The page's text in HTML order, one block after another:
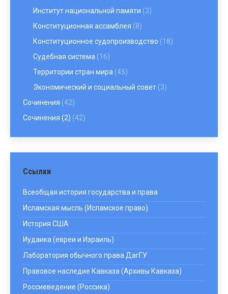
Институт национальной памяти (3)
Конституционная ассамблея (8)
Конституционное судопроизводство (18)
Судебная система (16)
Территории стран мира (45)
Экономический и социальный совет (3)
Сочинения (42)
Сочинения (2) (42)
Ссылки
Всеобщая история государства и права
Исламская мысль (Исламское право)
История США
Иудаика (евреи и Израиль)
Лаборатория обычного права ДагГУ
Правовое наследие Кавказа (Архивы Кавказа)
Россиеведение (Россика)